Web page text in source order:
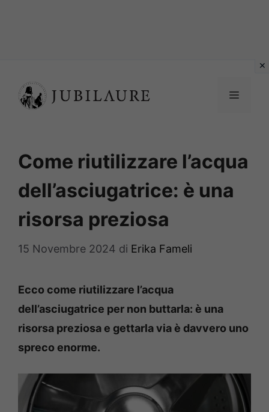
contenuto
MENU
Come riutilizzare l’acqua
dell’asciugatrice: è una
risorsa preziosa
15 Novembre 2024 di Erika Fameli
Ecco come riutilizzare l’acqua
dell’asciugatrice per non buttarla: è una
risorsa preziosa e gettarla via è davvero uno
spreco enorme.